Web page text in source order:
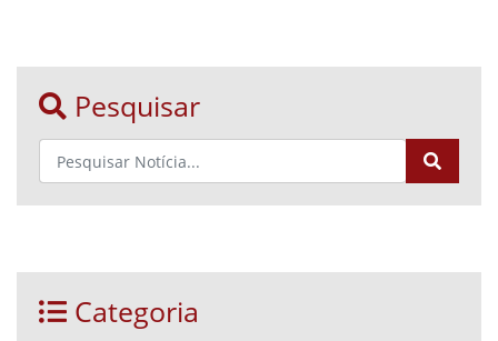
Pesquisar
Categoria